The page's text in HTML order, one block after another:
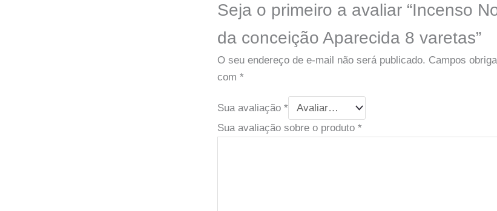
Seja o primeiro a avaliar “Incenso
da conceição Aparecida 8 varetas”
O seu endereço de e-mail não será publicado. Campos
com *
Sua avaliação *
Sua avaliação sobre o produto *